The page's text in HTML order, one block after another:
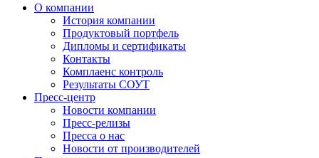
О компании
История компании
Продуктовый портфель
Дипломы и сертификаты
Контакты
Комплаенс контроль
Результаты СОУТ
Пресс-центр
Новости компании
Пресс-релизы
Пресса о нас
Новости от производителей